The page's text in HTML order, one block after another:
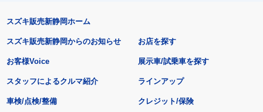
スズキ販売新静岡ホーム
スズキ販売新静岡からのお知らせ
お客様Voice
スタッフによるクルマ紹介
お店を探す
展示車/試乗車を探す
ラインアップ
車検/点検/整備 クレジット/保険